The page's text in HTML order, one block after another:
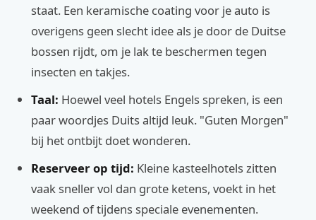
staat. Een keramische coating voor je auto is
overigens geen slecht idee als je door de Duitse
bossen rijdt, om je lak te beschermen tegen
insecten en takjes.
Taal: Hoewel veel hotels Engels spreken, is een
paar woordjes Duits altijd leuk. "Guten Morgen"
bij het ontbijt doet wonderen.
Reserveer op tijd: Kleine kasteelhotels zitten
vaak sneller vol dan grote ketens, voekt in het
weekend of tijdens speciale evenementen.